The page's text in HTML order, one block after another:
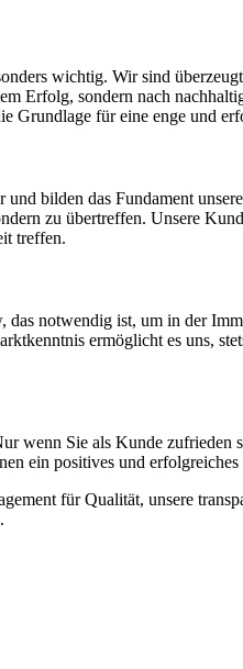
wichtig. Wir sind
Erfolg, sondern nach
Grundlage für eine enge und
bilden das Fundament
zu übertreffen. Unsere
treffen.
notwendig ist, um in der
ermöglicht es uns,
Sie als Kunde zufrieden
ein positives und
für Qualität, unsere